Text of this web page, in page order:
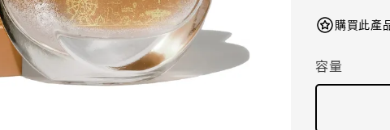
購買此產
容量